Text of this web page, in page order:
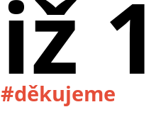
#děkujeme